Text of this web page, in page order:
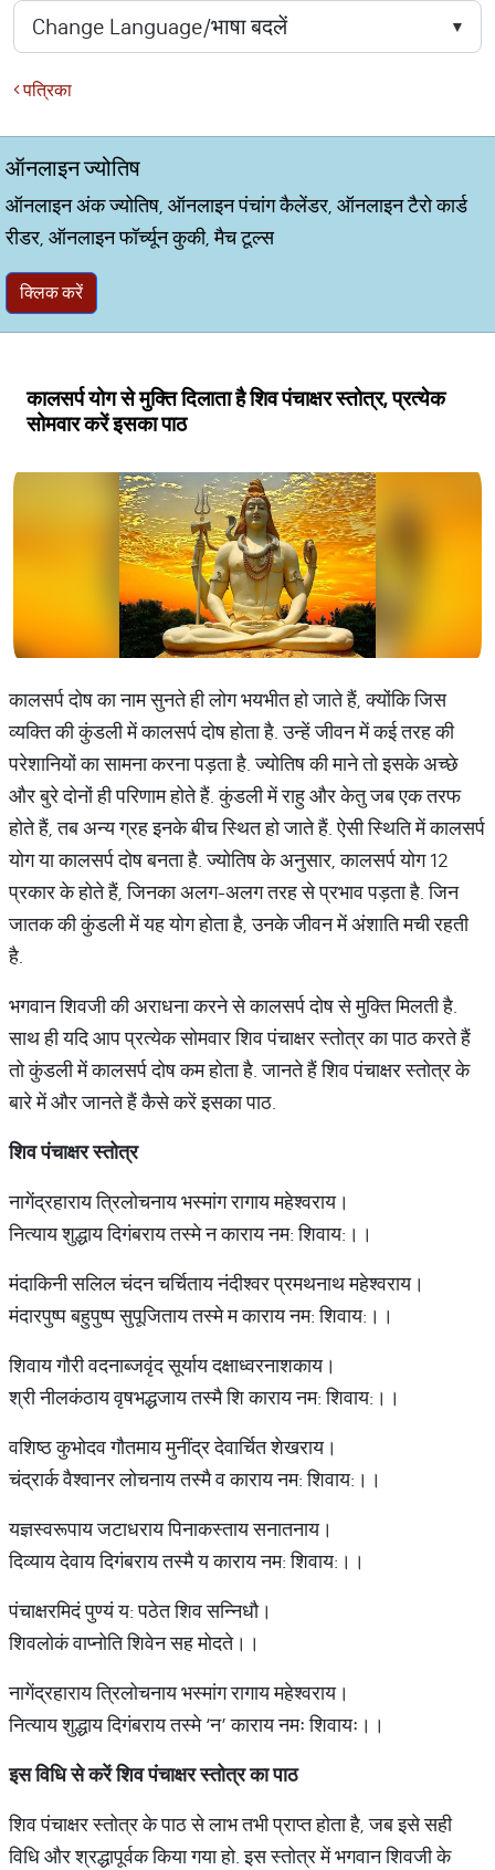
पत्रिका
ऑनलाइन ज्योतिष
ऑनलाइन अंक ज्योतिष, ऑनलाइन पंचांग कैलेंडर, ऑनलाइन टैरो कार्ड
रीडर, ऑनलाइन फॉर्च्यून कुकी, मैच टूल्स
क्लिक करें
कालसर्प योग से मुक्ति दिलाता है शिव पंचाक्षर स्तोत्र, प्रत्येक
सोमवार करें इसका पाठ
कालसर्प दोष का नाम सुनते ही लोग भयभीत हो जाते हैं, क्योंकि जिस
व्यक्ति की कुंडली में कालसर्प दोष होता है. उन्हें जीवन में कई तरह की
परेशानियों का सामना करना पड़ता है. ज्योतिष की माने तो इसके अच्छे
और बुरे दोनों ही परिणाम होते हैं. कुंडली में राहु और केतु जब एक तरफ
होते हैं, तब अन्य ग्रह इनके बीच स्थित हो जाते हैं. ऐसी स्थिति में कालसर्प
योग या कालसर्प दोष बनता है. ज्योतिष के अनुसार, कालसर्प योग 12
प्रकार के होते हैं, जिनका अलग-अलग तरह से प्रभाव पड़ता है. जिन
जातक की कुंडली में यह योग होता है, उनके जीवन में अंशाति मची रहती
है.
भगवान शिवजी की अराधना करने से कालसर्प दोष से मुक्ति मिलती है.
साथ ही यदि आप प्रत्येक सोमवार शिव पंचाक्षर स्तोत्र का पाठ करते हैं
तो कुंडली में कालसर्प दोष कम होता है. जानते हैं शिव पंचाक्षर स्तोत्र के
बारे में और जानते हैं कैसे करें इसका पाठ.
शिव पंचाक्षर स्तोत्र
नागेंद्रहाराय त्रिलोचनाय भस्मांग रागाय महेश्वराय।
नित्याय शुद्धाय दिगंबराय तस्मे न काराय नम: शिवाय:।।
मंदाकिनी सलिल चंदन चर्चिताय नंदीश्वर प्रमथनाथ महेश्वराय।
मंदारपुष्प बहुपुष्प सुपूजिताय तस्मे म काराय नम: शिवाय:।।
शिवाय गौरी वदनाब्जवृंद सूर्याय दक्षाध्वरनाशकाय।
श्री नीलकंठाय वृषभद्धजाय तस्मै शि काराय नम: शिवाय:।।
वशिष्ठ कुभोदव गौतमाय मुनींद्र देवार्चित शेखराय।
चंद्रार्क वैश्वानर लोचनाय तस्मै व काराय नम: शिवाय:।।
यज्ञस्वरूपाय जटाधराय पिनाकस्ताय सनातनाय।
दिव्याय देवाय दिगंबराय तस्मै य काराय नम: शिवाय:।।
पंचाक्षरमिदं पुण्यं य: पठेत शिव सन्निधौ।
शिवलोकं वाप्नोति शिवेन सह मोदते।।
नागेंद्रहाराय त्रिलोचनाय भस्मांग रागाय महेश्वराय।
नित्याय शुद्धाय दिगंबराय तस्मे ‘न’ काराय नमः शिवायः।।
इस विधि से करें शिव पंचाक्षर स्तोत्र का पाठ
शिव पंचाक्षर स्तोत्र के पाठ से लाभ तभी प्राप्त होता है, जब इसे सही
विधि और श्रद्धापूर्वक किया गया हो. इस स्तोत्र में भगवान शिवजी के